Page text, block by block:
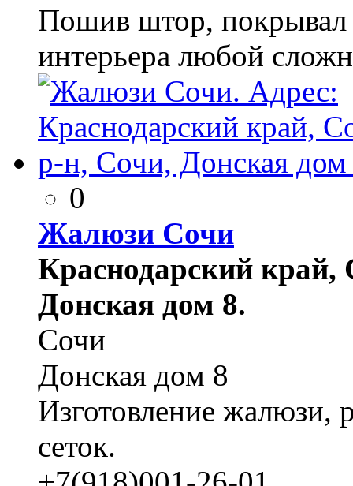
Пошив штор, покрывал
интерьера любой
0
Жалюзи Сочи
Краснодарский
Донская дом 8.
Сочи
Донская дом 8
Изготовление
сеток.